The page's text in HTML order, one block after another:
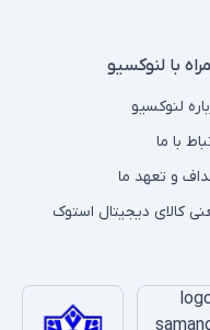
با لنوکسیو
لنوکسیو
با ما
و تعهد ما
کالای دیجیتال استوک